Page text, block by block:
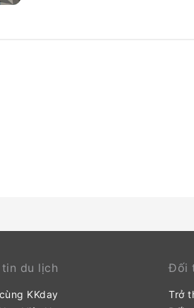
tin du lịch
KKday
Đối
Trở